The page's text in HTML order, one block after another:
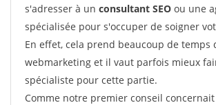
s'adresser à un consultant SEO ou une
spécialisée pour s'occuper de soigner
En effet, cela prend beaucoup de temps
webmarketing et il vaut parfois mieux
spécialiste pour cette partie.
Comme notre premier conseil